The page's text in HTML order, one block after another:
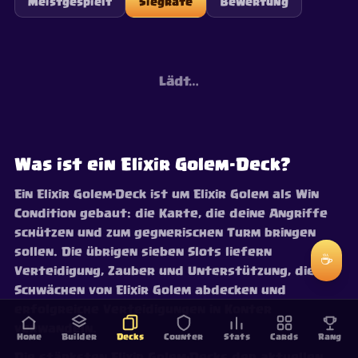
Meistgespielt Siegrate Bewertung
Lädt…
Was ist ein Elixir Golem-Deck?
Ein Elixir Golem-Deck ist um Elixir Golem als Win
Condition gebaut: die Karte, die deine Angriffe
schützen und zum gegnerischen Turm bringen
sollen. Die übrigen sieben Slots liefern
Verteidigung, Zauber und Unterstützung, die die
Schwächen von Elixir Golem abdecken und
verwandeln.
Home Builder Decks Counter Stats Cards Rang
☕